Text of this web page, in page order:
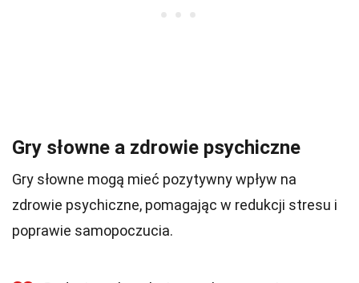
Gry słowne a zdrowie psychiczne
Gry słowne mogą mieć pozytywny wpływ na
zdrowie psychiczne, pomagając w redukcji stresu i
poprawie samopoczucia.